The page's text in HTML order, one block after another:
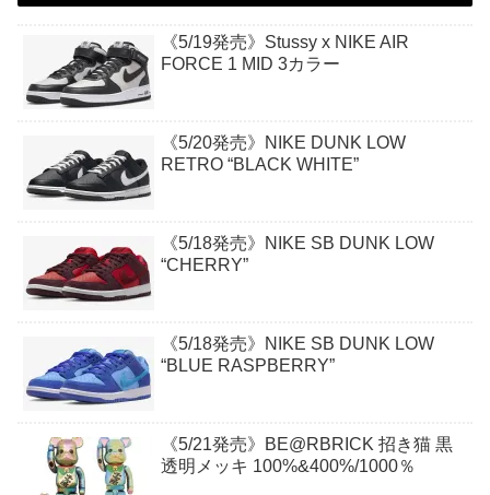
《5/19発売》Stussy x NIKE AIR
FORCE 1 MID 3カラー
《5/20発売》NIKE DUNK LOW
RETRO “BLACK WHITE”
《5/18発売》NIKE SB DUNK LOW
“CHERRY”
《5/18発売》NIKE SB DUNK LOW
“BLUE RASPBERRY”
《5/21発売》BE@RBRICK 招き猫 黒
透明メッキ 100%&400%/1000％